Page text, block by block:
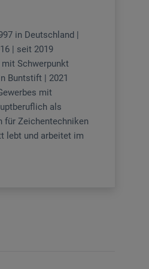
in Deutschland |
| seit 2019
mit Schwerpunkt
Buntstift | 2021
mit
als
für Zeichentechniken
lebt und arbeitet im